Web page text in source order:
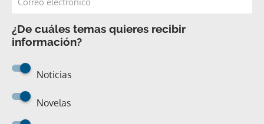
¿De cuáles temas quieres recibir
información?
Noticias
Novelas